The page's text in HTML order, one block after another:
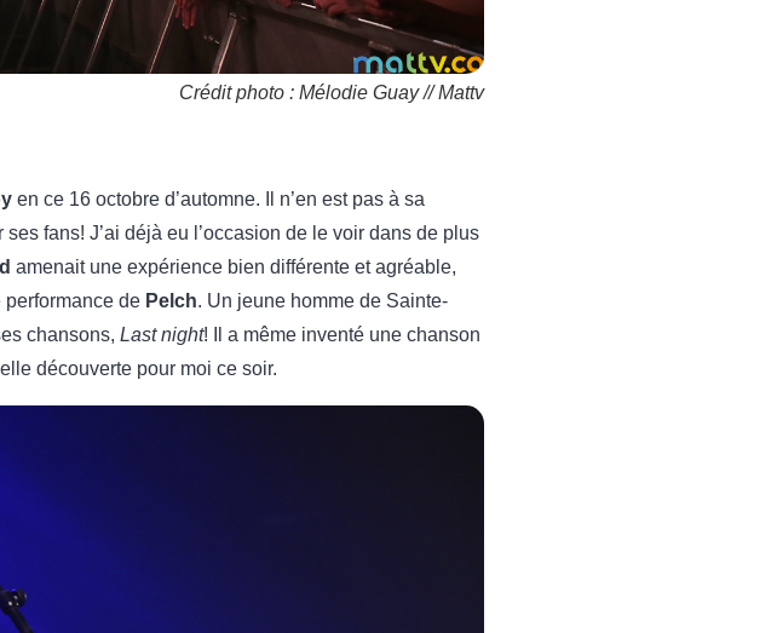
Crédit photo : Mélodie Guay // Mattv
en ce 16 octobre d’automne. Il n’en est pas à sa
fans! J’ai déjà eu l’occasion de le voir dans de plus
amenait une expérience bien différente et agréable,
performance de Pelch. Un jeune homme de Sainte-
chansons, Last night! Il a même inventé une chanson
découverte pour moi ce soir.